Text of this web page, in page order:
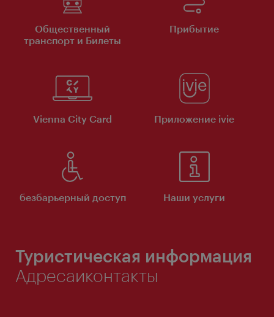
Общественный
транспорт и Билеты
Прибытие
Vienna City Card Приложение ivie
безбарьерный доступ Наши услуги
Туристическая информация
Адресаиконтакты